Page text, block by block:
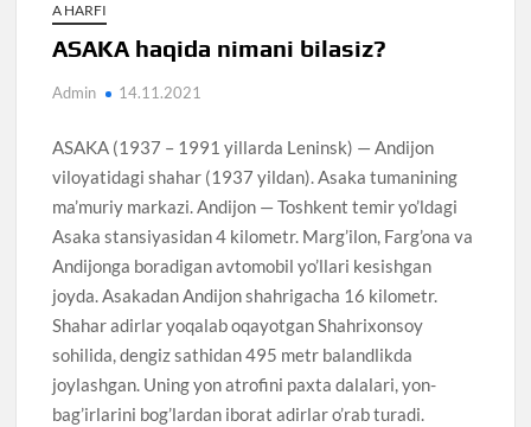
A HARFI
ASAKA haqida nimani bilasiz?
Admin 14.11.2021
ASAKA (1937 – 1991 yillarda Leninsk) — Andijon
viloyatidagi shahar (1937 yildan). Asaka tumanining
ma’muriy markazi. Andijon — Toshkent temir yo’ldagi
Asaka stansiyasidan 4 kilometr. Marg’ilon, Farg’ona va
Andijonga boradigan avtomobil yo’llari kesishgan
joyda. Asakadan Andijon shahrigacha 16 kilometr.
Shahar adirlar yoqalab oqayotgan Shahrixonsoy
sohilida, dengiz sathidan 495 metr balandlikda
joylashgan. Uning yon atrofini paxta dalalari, yon-
bag’irlarini bog’lardan iborat adirlar o’rab turadi.